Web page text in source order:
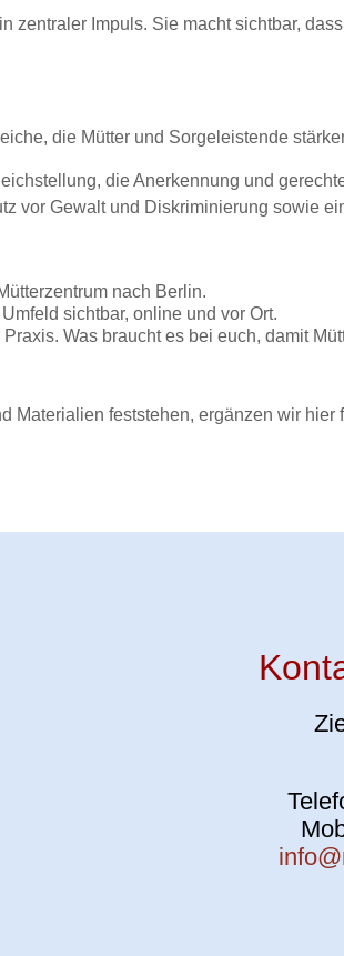
zentraler Impuls. Sie macht sichtbar,
die Mütter und Sorgeleistende
die Anerkennung und
vor Gewalt und Diskriminierung sowie
nach Berlin.
sichtbar, online und vor Ort.
Was braucht es bei euch, damit
Materialien feststehen, ergänzen wir hier